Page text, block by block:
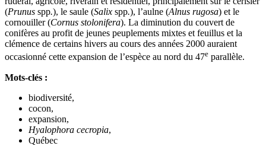
(Prunus spp.), le saule (Salix spp.), l’aulne (Alnus rugosa) et le
cornouiller (Cornus stolonifera). La diminution du couvert de
conifères au profit de jeunes peuplements mixtes et feuillus et la
clémence de certains hivers au cours des années 2000 auraient
occasionné cette expansion de l’espèce au nord du 47e parallèle.
Mots-clés :
biodiversité,
cocon,
expansion,
Hyalophora cecropia,
Québec